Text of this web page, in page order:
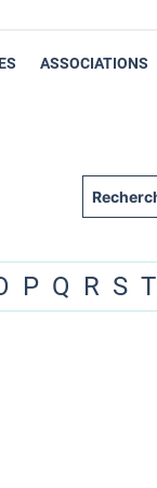
ASSOCIATIONS
P Q R S T